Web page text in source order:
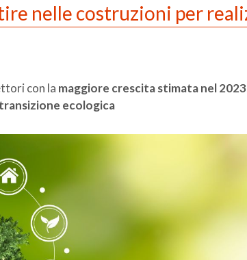
nelle costruzioni per
con la maggiore crescita stimata nel 2023
ecologica